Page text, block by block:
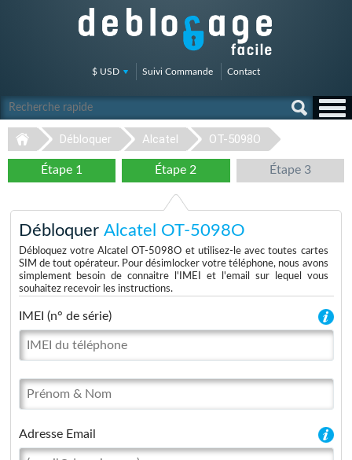
$ USD Suivi Commande Contact
Débloquer Alcatel OT-5098O
Étape 1 Étape 2 Étape 3
Débloquer Alcatel OT-5098O
Débloquez votre Alcatel OT-5098O et utilisez-le avec toutes cartes
SIM de tout opérateur. Pour désimlocker votre téléphone, nous avons
simplement besoin de connaitre l'IMEI et l'email sur lequel vous
souhaitez recevoir les instructions.
IMEI (n° de série)
Adresse Email